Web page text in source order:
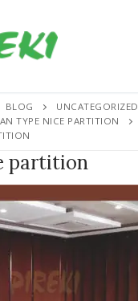
Cari:
BLOG
UNCATEGORIZED
TYPE NICE PARTITION
partition